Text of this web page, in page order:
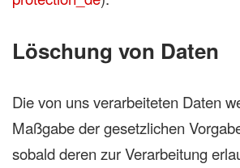
Löschung von Daten
Die von uns verarbeiteten Daten
Maßgabe der gesetzlichen
sobald deren zur Verarbeitung